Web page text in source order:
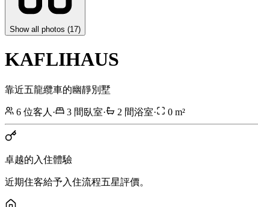
Show all photos (17)
KAFLIHAUS
靠近五龍纜車的幽靜別墅
6 位客人 · 3 間臥室· 2 間浴室· 0 m²
卓越的入住體驗
近期住客給予入住流程五星評價。